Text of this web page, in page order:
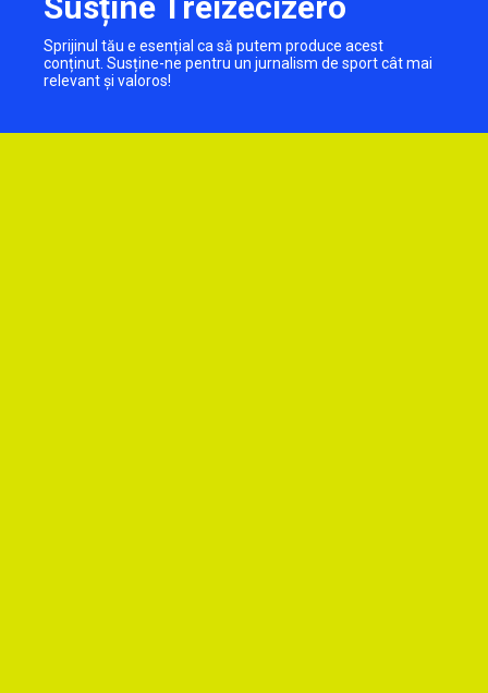
Sprijinul tău e esențial ca să putem produce acest
conținut. Susține-ne pentru un jurnalism de sport cât mai
relevant și valoros!